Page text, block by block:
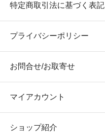
特定商取引法に基づく表記
プライバシーポリシー
お問合せ/お取寄せ
マイアカウント
ショップ紹介